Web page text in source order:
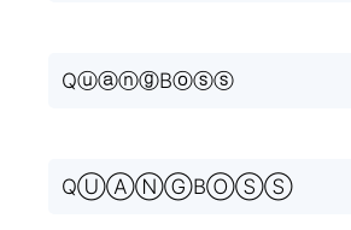
QⓤⓐⓝⓖBⓞⓢⓢ
QⓊⒶⓃⒼBⓄⓈⓈ